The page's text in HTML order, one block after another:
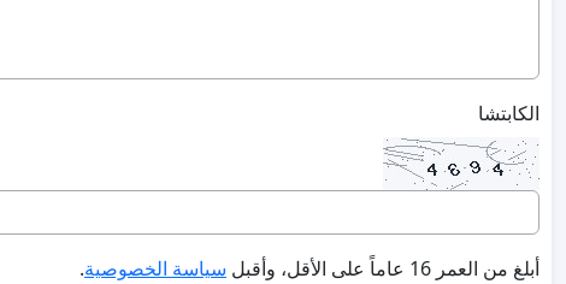
الكابتشا
أبلغ من العمر 16 عاماً على الأقل، وأقبل سياسة الخصوصية.